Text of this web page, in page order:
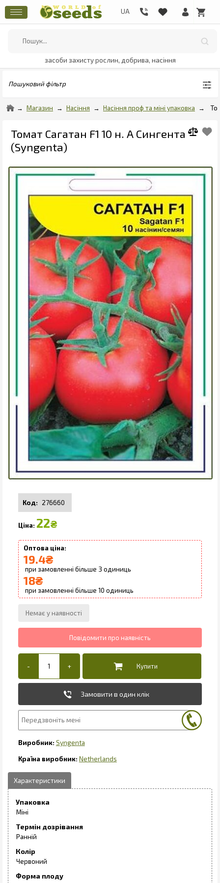
засоби захисту рослин, добрива, насіння
Пошуковий фільтр
Магазин Насіння Насіння проф та міні упаковка
Томат Сагатан F1 10 н. А Сингента
(Syngenta)
276660
22₴
19.4₴
3
18₴
10
Замовити в один клік
Syngenta
Netherlands
Упаковка
Міні
Термін дозрівання
Ранній
Колір
Червоний
Форма плоду